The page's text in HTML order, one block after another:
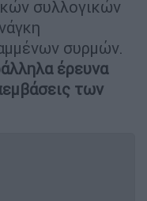
συλλογικών
συρμών.
έρευνα
των